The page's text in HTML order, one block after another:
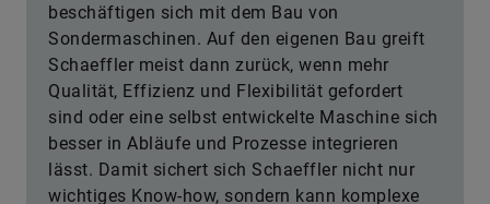
beschäftigen sich mit dem Bau von
Sondermaschinen. Auf den eigenen Bau greift
Schaeffler meist dann zurück, wenn mehr
Qualität, Effizienz und Flexibilität gefordert
sind oder eine selbst entwickelte Maschine sich
besser in Abläufe und Prozesse in­te­grie­ren
lässt. Damit sichert sich Schaeffler nicht nur
wichtiges Know-how, sondern kann komplexe